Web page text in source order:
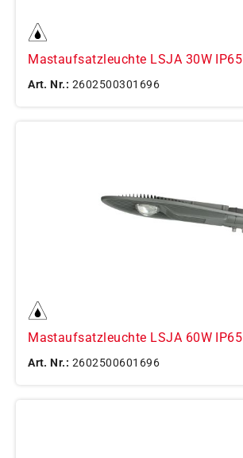
Mastaufsatzleuchte LSJA 30W IP65
Art. Nr.: 2602500301696
Mastaufsatzleuchte LSJA 60W IP65
Art. Nr.: 2602500601696